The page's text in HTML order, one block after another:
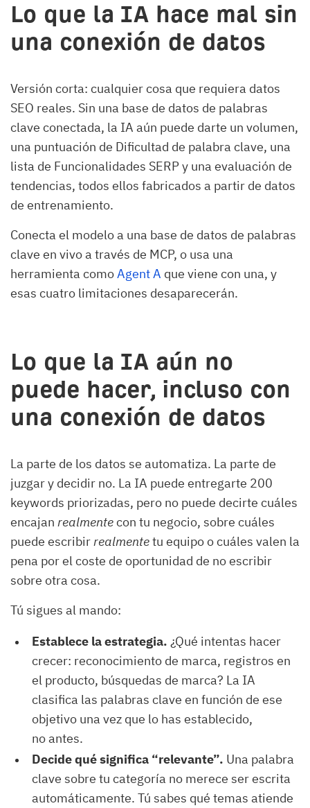
Lo que la IA hace mal sin
una conexión de datos
Versión corta: cualquier cosa que requiera datos
SEO reales. Sin una base de datos de palabras
clave conectada, la IA aún puede darte un volumen,
una puntuación de Dificultad de palabra clave, una
lista de Funcionalidades SERP y una evaluación de
tendencias, todos ellos fabricados a partir de datos
de entrenamiento.
Conecta el modelo a una base de datos de palabras
clave en vivo a través de MCP, o usa una
herramienta comoAgent A que viene con una, y
esas cuatro limitaciones desaparecerán.
Lo que la IA aún no
puede hacer, incluso con
una conexión de datos
La parte de los datos se automatiza. La parte de
juzgar y decidir no. La IA puede entregarte 200
keywords priorizadas, pero no puede decirte cuáles
encajan realmentecon tu negocio, sobre cuáles
puede escribirrealmentetu equipo o cuáles valen la
pena por el coste de oportunidad de no escribir
sobre otra cosa.
Tú sigues al mando:
Establece la estrategia. ¿Qué intentas hacer
crecer: reconocimiento de marca, registros en
el producto, búsquedas de marca? La IA
clasifica las palabras clave en función de ese
objetivo una vez que lo has establecido,
no antes.
Decide qué significa “relevante”. Una palabra
clave sobre tu categoría no merece ser escrita
automáticamente. Tú sabes qué temas atiende